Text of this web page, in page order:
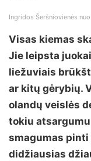
Ingridos Šeršniovienės
Visas kiemas
Jie leipsta
liežuviais
ar kitų gėrybių.
olandų veislės
tokiu
smagumas pinti
didžiausias